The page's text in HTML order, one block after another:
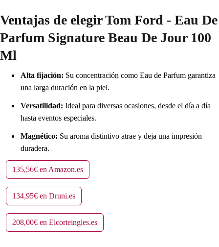
Ventajas de elegir Tom Ford - Eau De
Parfum Signature Beau De Jour 100
Ml
Alta fijación: Su concentración como Eau de Parfum garantiza
una larga duración en la piel.
Versatilidad: Ideal para diversas ocasiones, desde el día a día
hasta eventos especiales.
Magnético: Su aroma distintivo atrae y deja una impresión
duradera.
135,56€ en Amazon.es
134,95€ en Druni.es
208,00€ en Elcorteingles.es